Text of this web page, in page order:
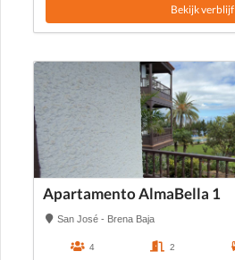
Bekijk verblijf
Apartamento AlmaBella 1
San José - Brena Baja
4 2